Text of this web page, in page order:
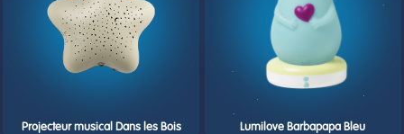
Projecteur musical Dans les Bois Lumilove Barbapapa Bleu